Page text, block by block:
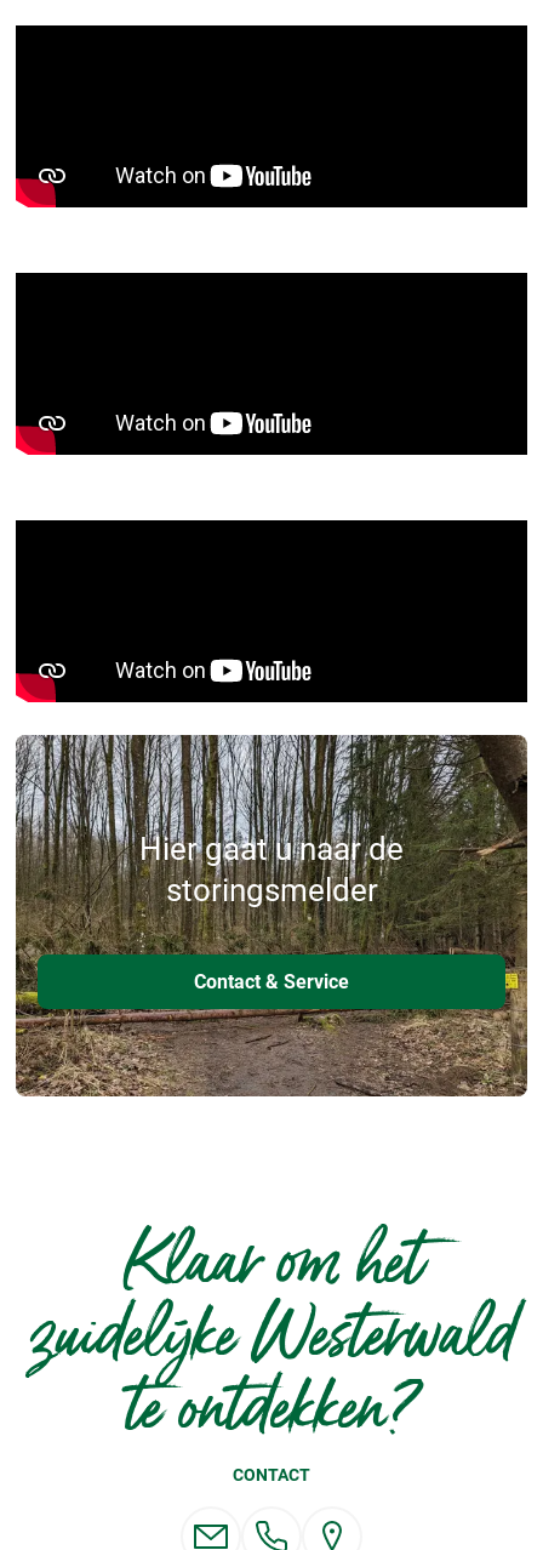
Hier gaat u naar de
storingsmelder
Contact & Service
Klaar om het
zuidelijke Westerwald
te ontdekken?
CONTACT